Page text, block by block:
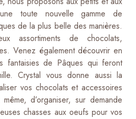
toute nouvelle gamme de
de la plus belle des manières.
assortiments de chocolats,
Venez également découvrir en
fantaisies de Pâques qui feront
Crystal vous donne aussi la
vos chocolats et accessoires
d’organiser, sur demande
chasses aux oeufs pour vos